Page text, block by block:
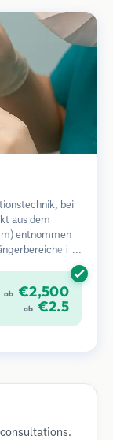
bei
aus dem
entnommen
in
Heilung
ab €2,500
ab €2.5